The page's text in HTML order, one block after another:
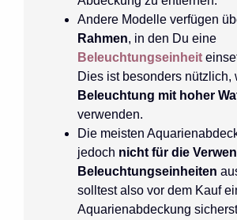
Andere Modelle verfügen
Rahmen, in den Du eine
Beleuchtungseinheit
Dies ist besonders nützlich,
Beleuchtung mit hoher
verwenden.
Die meisten
jedoch nicht für die
Beleuchtungseinheiten
solltest also vor dem Kauf
Aquarienabdeckung